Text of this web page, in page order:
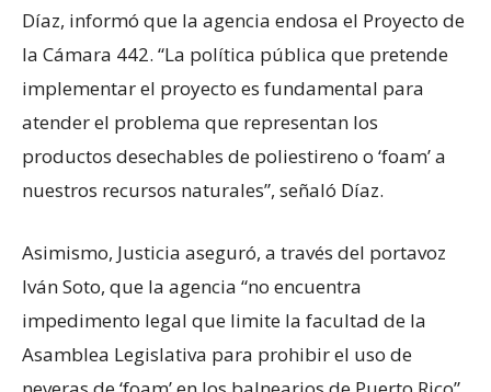
Díaz, informó que la agencia endosa el Proyecto de
la Cámara 442. “La política pública que pretende
implementar el proyecto es fundamental para
atender el problema que representan los
productos desechables de poliestireno o ‘foam’ a
nuestros recursos naturales”, señaló Díaz.
Asimismo, Justicia aseguró, a través del portavoz
Iván Soto, que la agencia “no encuentra
impedimento legal que limite la facultad de la
Asamblea Legislativa para prohibir el uso de